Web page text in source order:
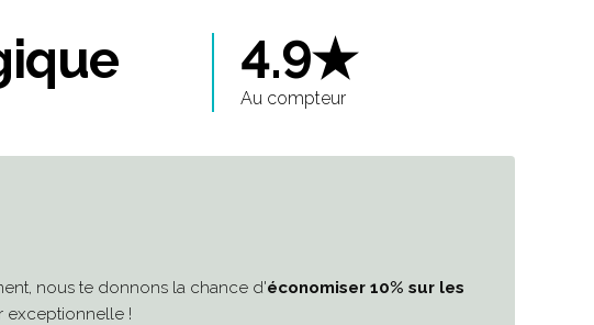
Au compteur
4.9★
nous te donnons la chance d'économiser 10% sur les
exceptionnelle !